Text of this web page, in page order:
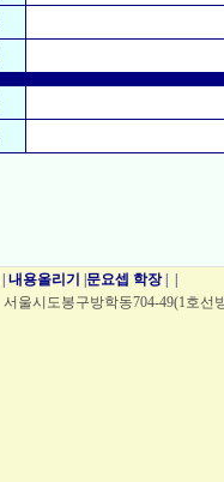
내용올리기 문요셉 학장|
서울시도봉구방학동704-49(1호선